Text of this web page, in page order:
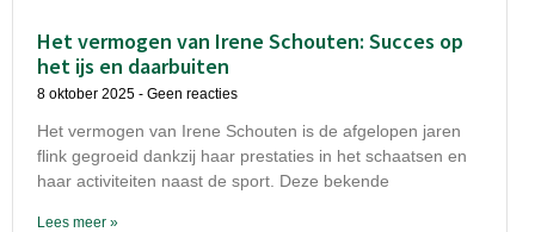
Het vermogen van Irene Schouten: Succes op
het ijs en daarbuiten
8 oktober 2025 Geen reacties
Het vermogen van Irene Schouten is de afgelopen jaren
flink gegroeid dankzij haar prestaties in het schaatsen en
haar activiteiten naast de sport. Deze bekende
Lees meer »